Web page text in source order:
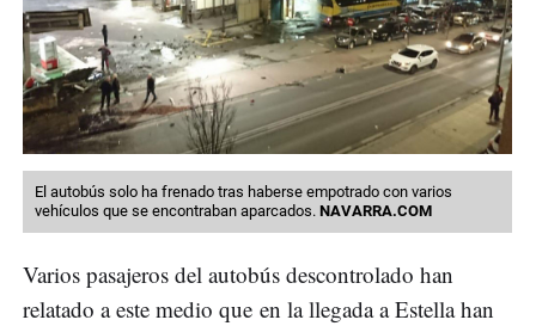
El autobús solo ha frenado tras haberse empotrado con varios
vehículos que se encontraban aparcados. NAVARRA.COM
Varios pasajeros del autobús descontrolado han
relatado a este medio que en la llegada a Estella han